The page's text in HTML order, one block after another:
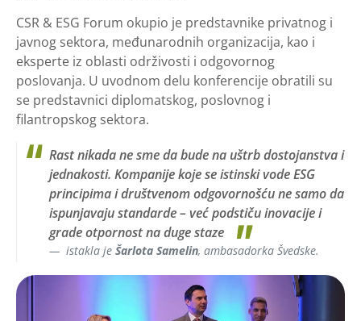
CSR & ESG Forum okupio je predstavnike privatnog i
javnog sektora, međunarodnih organizacija, kao i
eksperte iz oblasti održivosti i odgovornog
poslovanja. U uvodnom delu konferencije obratili su
se predstavnici diplomatskog, poslovnog i
filantropskog sektora.
Rast nikada ne sme da bude na uštrb dostojanstva i
jednakosti. Kompanije koje se istinski vode ESG
principima i društvenom odgovornošću ne samo da
ispunjavaju standarde – već podstiču inovacije i
grade otpornost na duge staze
istakla je Šarlota Samelin, ambasadorka Švedske.